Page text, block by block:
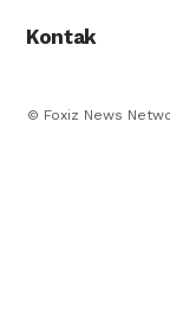
Kontak
© Foxiz News